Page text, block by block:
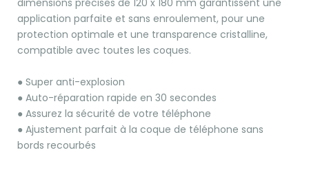
application parfaite et sans enroulement, pour une
protection optimale et une transparence cristalline,
compatible avec toutes les coques.
● Super anti-explosion
● Auto-réparation rapide en 30 secondes
● Assurez la sécurité de votre téléphone
● Ajustement parfait à la coque de téléphone sans
bords recourbés